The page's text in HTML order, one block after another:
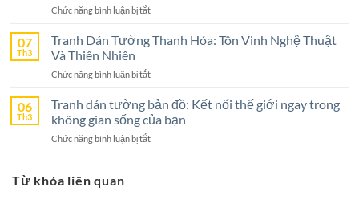
Không
Sống
An
Lựa
Không
Gian
Sống
Chức năng bình luận bị tắtở
Dán
Hồ
Sức
Hút
07
Th3
Tranh Dán Tường Thanh Hóa: Tôn Vinh Nghệ Thuật
Và Thiên Nhiên
Chức năng bình luận bị tắtở
Dán
Tường
Thanh
Hóa:
06
Th3
Tranh dán tường bản đồ: Kết nối thế giới ngay trong
không gian sống của bạn
Chức năng bình luận bị tắtở
Từ khóa liên quan